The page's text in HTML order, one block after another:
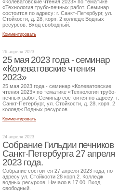
«Колеватовские чтения 2023» по тематике
«Технология трубо-печных работ. Семинар
состоится по адресу: г. Санкт-Петербург, ул.
Стойкости, д. 28, корп. 2 колледж Водных
ресурсов. Вход свободный.
Комментировать
26 апреля 2023
25 мая 2023 года - семинар
«Колеватовские чтения
2023»
25 мая 2023 года - семинар «Колеватовские
чтения 2023» по тематике «Технология трубо-
печных работ. Семинар состоится по адресу: г.
Санкт-Петербург, ул. Стойкости, д. 28, корп. 2
колледж Водных ресурсов.
Комментировать
24 апреля 2023
Собрание Гильдии печников
Санкт-Петербурга 27 апреля
2023 года.
Собрание состоится 27 апреля 2023 года, по
адресу ул. Стойкости 28 корп.2. Колледж
водных ресурсов. Начало в 17.00. Вход
свободный.